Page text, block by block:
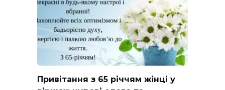
Привітання з 65 річчям жінці у